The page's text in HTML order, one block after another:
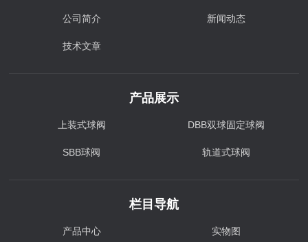
公司简介 新闻动态
技术文章
产品展示
上装式球阀 DBB双球固定球阀
SBB球阀 轨道式球阀
栏目导航
产品中心 实物图